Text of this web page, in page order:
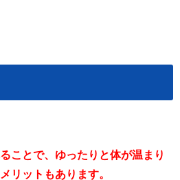
ことで、ゆったりと体が温まり
リットもあります。